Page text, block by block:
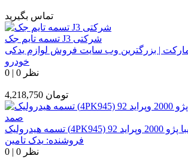
تماس بگیرید
تسمه تایم جک J3 شرکتی
| بزرگترین وب سایت فروش لوازم یدکی
خودرو
0 | 0 نظر
4,218,750 تومان
فروشنده: یدک تامین
0 | 0 نظر